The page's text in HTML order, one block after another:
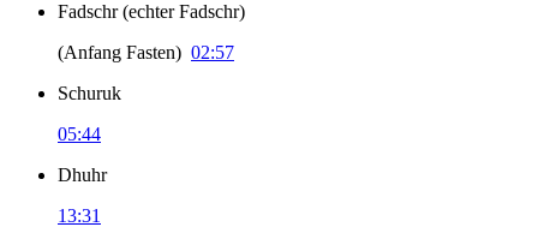
Fadschr (echter Fadschr)
(Anfang Fasten) 02:57
Schuruk
05:44
Dhuhr
13:31